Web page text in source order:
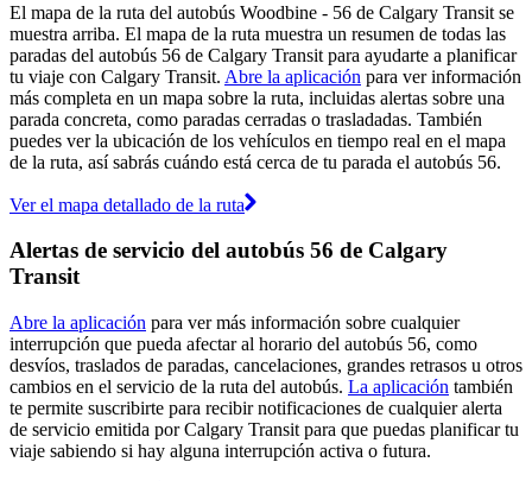
El mapa de la ruta del autobús Woodbine - 56 de Calgary Transit se
muestra arriba. El mapa de la ruta muestra un resumen de todas las
paradas del autobús 56 de Calgary Transit para ayudarte a planificar
tu viaje con Calgary Transit. Abre la aplicación para ver información
más completa en un mapa sobre la ruta, incluidas alertas sobre una
parada concreta, como paradas cerradas o trasladadas. También
puedes ver la ubicación de los vehículos en tiempo real en el mapa
de la ruta, así sabrás cuándo está cerca de tu parada el autobús 56.
Ver el mapa detallado de la ruta
Alertas de servicio del autobús 56 de Calgary
Transit
Abre la aplicación para ver más información sobre cualquier
interrupción que pueda afectar al horario del autobús 56, como
desvíos, traslados de paradas, cancelaciones, grandes retrasos u otros
cambios en el servicio de la ruta del autobús. La aplicación también
te permite suscribirte para recibir notificaciones de cualquier alerta
de servicio emitida por Calgary Transit para que puedas planificar tu
viaje sabiendo si hay alguna interrupción activa o futura.